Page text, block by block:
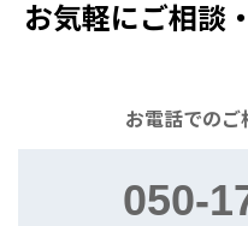
お気軽にご相談
お電話でのご
050-